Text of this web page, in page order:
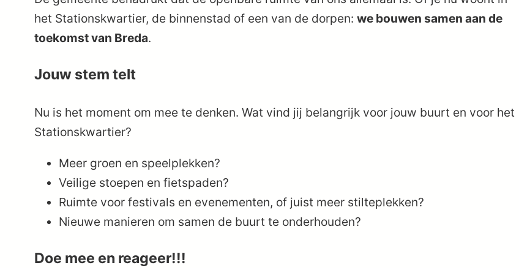
het Stationskwartier, de binnenstad of een van de dorpen: we bouwen samen aan de
toekomst van Breda.
Jouw stem telt
Nu is het moment om mee te denken. Wat vind jij belangrijk voor jouw buurt en voor het
Stationskwartier?
Meer groen en speelplekken?
Veilige stoepen en fietspaden?
Ruimte voor festivals en evenementen, of juist meer stilteplekken?
Nieuwe manieren om samen de buurt te onderhouden?
Doe mee en reageer!!!